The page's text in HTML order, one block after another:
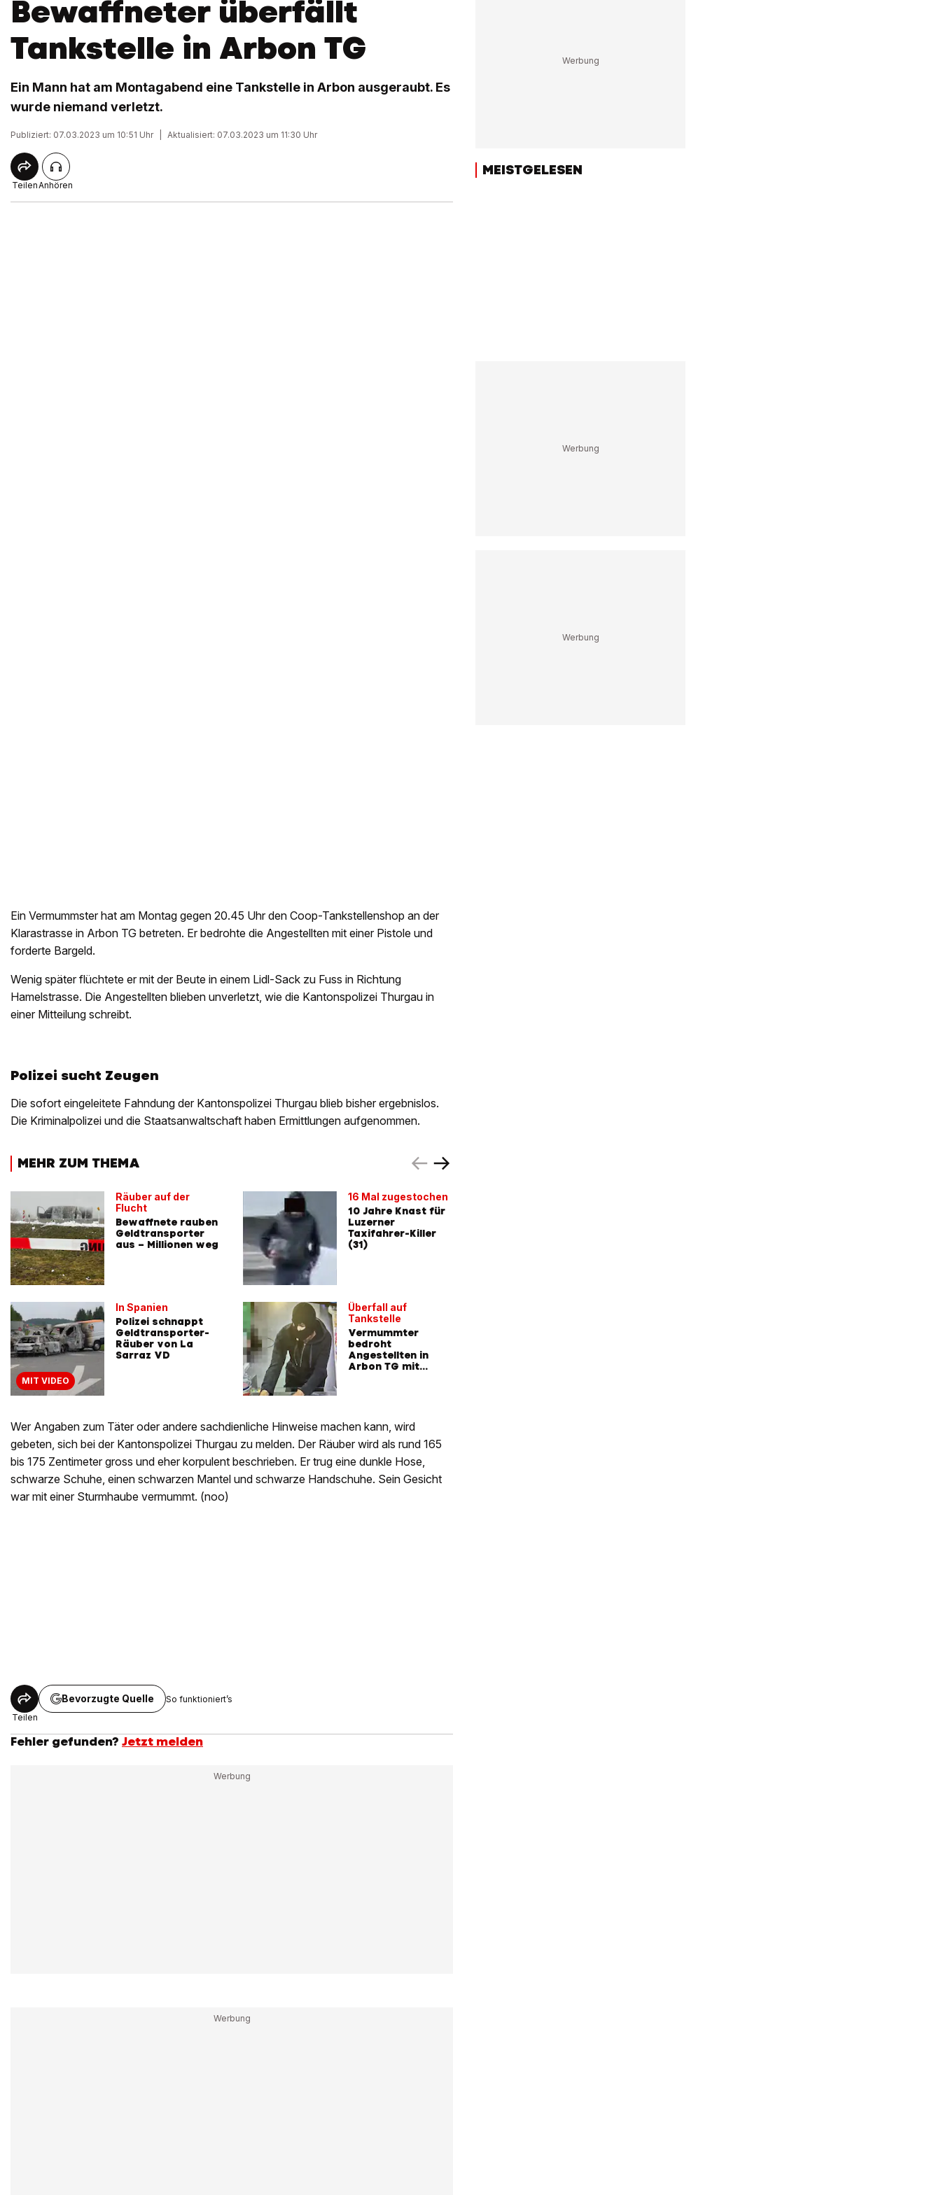
Bewaffneter überfällt
Tankstelle in Arbon TG
Ein Mann hat am Montagabend eine Tankstelle in Arbon ausgeraubt. Es
wurde niemand verletzt.
Publiziert: 07.03.2023 um 10:51 Uhr Aktualisiert: 07.03.2023 um 11:30 Uhr
TeilenAnhören
Ein Vermummster hat am Montag gegen 20.45 Uhr den Coop-Tankstellenshop an der
Klarastrasse in Arbon TG betreten. Er bedrohte die Angestellten mit einer Pistole und
forderte Bargeld.
Wenig später flüchtete er mit der Beute in einem Lidl-Sack zu Fuss in Richtung
Hamelstrasse. Die Angestellten blieben unverletzt, wie die Kantonspolizei Thurgau in
einer Mitteilung schreibt.
Polizei sucht Zeugen
Die sofort eingeleitete Fahndung der Kantonspolizei Thurgau blieb bisher ergebnislos.
Die Kriminalpolizei und die Staatsanwaltschaft haben Ermittlungen aufgenommen.
MEHR ZUM THEMA
Räuber auf der
Flucht
Bewaffnete rauben
Geldtransporter
aus – Millionen weg
MIT VIDEO
In Spanien
Polizei schnappt
Geldtransporter-
Räuber von La
Sarraz VD
16 Mal zugestochen
10 Jahre Knast für
Luzerner
Taxifahrer-Killer
(31)
Überfall auf
Tankstelle
Vermummter
bedroht
Angestellten in
Arbon TG mit
Wer Angaben zum Täter oder andere sachdienliche Hinweise machen kann, wird
gebeten, sich bei der Kantonspolizei Thurgau zu melden. Der Räuber wird als rund 165
bis 175 Zentimeter gross und eher korpulent beschrieben. Er trug eine dunkle Hose,
schwarze Schuhe, einen schwarzen Mantel und schwarze Handschuhe. Sein Gesicht
war mit einer Sturmhaube vermummt. (noo)
Teilen
Bevorzugte Quelle So funktioniert’s
Fehler gefunden? Jetzt melden
MEISTGELESEN